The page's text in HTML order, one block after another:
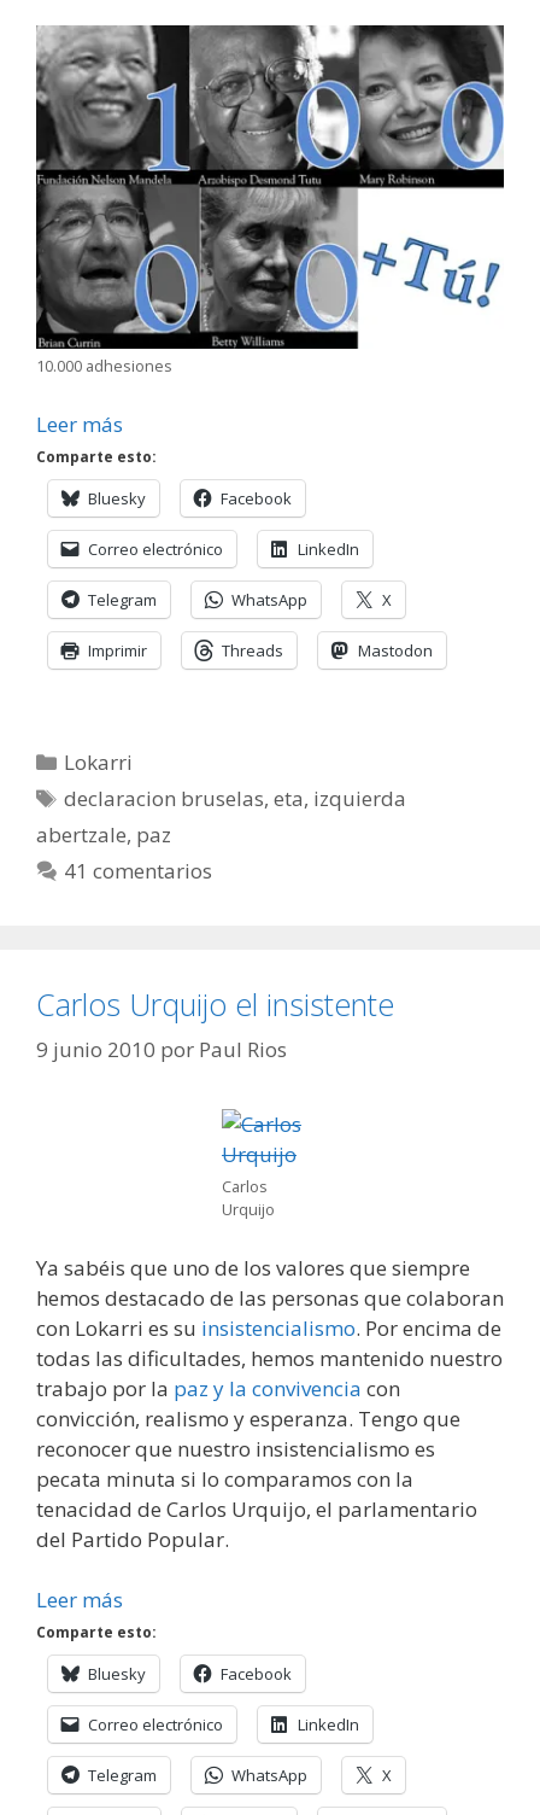
10.000 adhesiones
Leer más
Comparte esto:
Bluesky Facebook
Correo electrónico LinkedIn
Telegram WhatsApp X
Imprimir Threads Mastodon
Categorías
Lokarri
Etiquetas
declaracion bruselas,eta, izquierda
abertzale, paz
41 comentarios
Carlos Urquijo el insistente
9 junio 2010 por Paul Rios
Carlos
Urquijo
Ya sabéis que uno de los valores que siempre
hemos destacado de las personas que colaboran
con Lokarri es su insistencialismo. Por encima de
todas las dificultades, hemos mantenido nuestro
trabajo por la paz y la convivencia con
convicción, realismo y esperanza. Tengo que
reconocer que nuestro insistencialismo es
pecata minuta si lo comparamos con la
tenacidad de Carlos Urquijo, el parlamentario
del Partido Popular.
Leer más
Comparte esto:
Bluesky Facebook
Correo electrónico LinkedIn
Telegram WhatsApp X